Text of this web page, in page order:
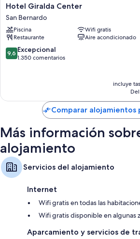
Hotel
Giralda
Center
San
Bernardo
Hotel Giralda Center
San Bernardo
Piscina
Wifi gratis
Restaurante
Aire acondicionado
9.6
sobre
9,6 Excepcional
1.350 comentarios
incluye
Comparar alojamientos
Más información
alojamiento
Servicios del alojamiento
Internet
Wifi gratis en todas las
Wifi gratis disponible en algunas
Aparcamiento y servicios de